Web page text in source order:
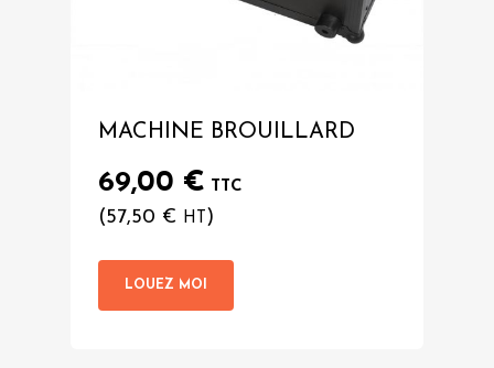
MACHINE BROUILLARD
69,00 € TTC
(57,50 € HT )
LOUEZ MOI